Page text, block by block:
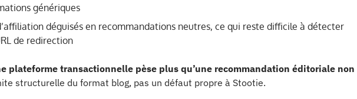
génériques
déguisés en recommandations neutres, ce qui reste difficile à détecter
de redirection
plateforme transactionnelle pèse plus qu’une recommandation éditoriale non
structurelle du format blog, pas un défaut propre à Stootie.